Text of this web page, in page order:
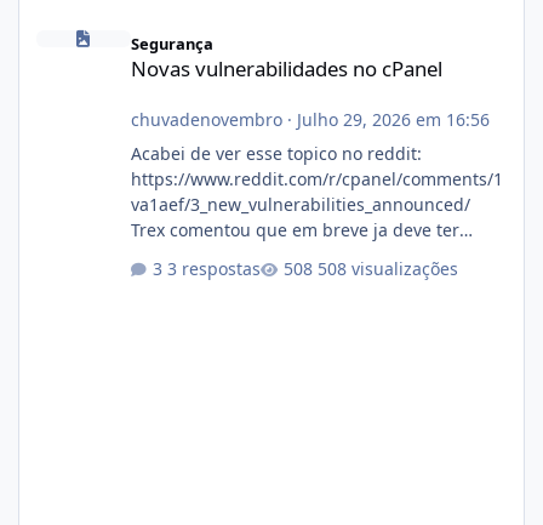
Novas vulnerabilidades no cPanel
Segurança
Novas vulnerabilidades no cPanel
chuvadenovembro· Julho 29, 2026 em 16:56
Acabei de ver esse topico no reddit:
https://www.reddit.com/r/cpanel/comments/1
va1aef/3_new_vulnerabilities_announced/
Trex comentou que em breve ja deve ter
3 respostas 508 visualizações